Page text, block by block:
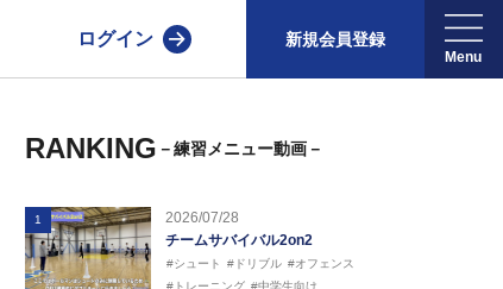
ログイン 新規会員登録
RANKING －練習メニュー動画－
1
2026/07/28
チームサバイバル2on2
#シュート #ドリブル #オフェンス
#トレーニング #中学生向け